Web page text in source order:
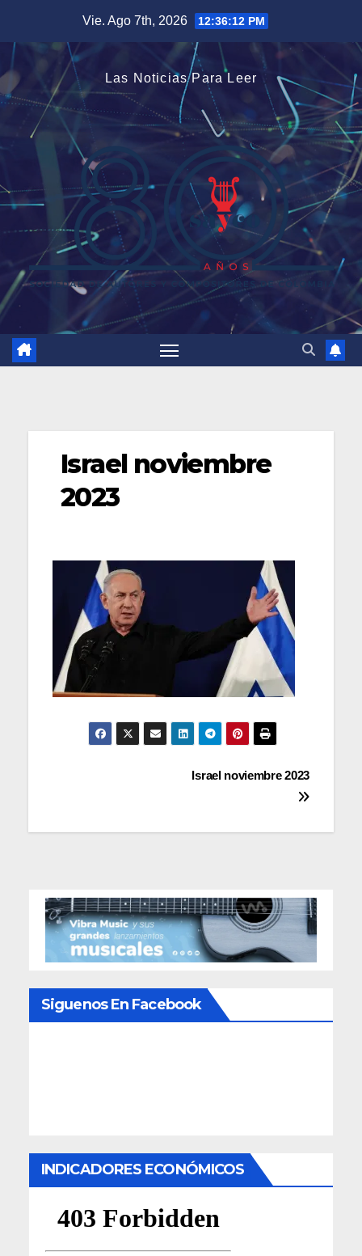
contenido
Vie. Ago 7th, 2026 12:36:13 PM
Las Noticias Para Leer
Israel noviembre
2023
NavegaciónIsrael noviembre 2023
Siguenos En Facebook
INDICADORES ECONÓMICOS